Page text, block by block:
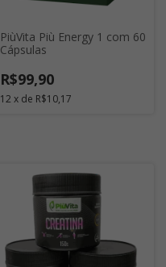
PiùVita Più Energy 1 com 60
Cápsulas
R$99,90
12 x de R$10,17